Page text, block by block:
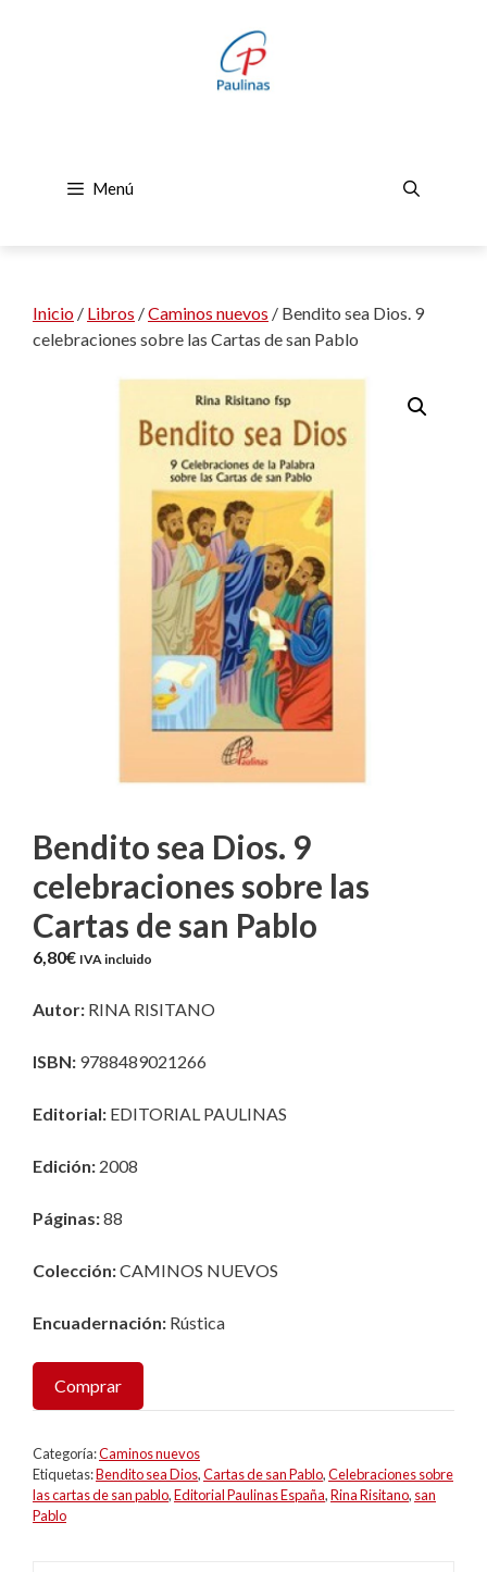
Menú
Inicio / Libros /Caminos nuevos / Bendito sea Dios. 9
celebraciones sobre las Cartas de san Pablo
Bendito sea Dios. 9
celebraciones sobre las
Cartas de san Pablo
6,80€ IVA incluido
Autor: RINA RISITANO
ISBN: 9788489021266
Editorial: EDITORIAL PAULINAS
Edición: 2008
Páginas:88
Colección:CAMINOS NUEVOS
Encuadernación: Rústica
Comprar
Categoría:Caminos nuevos
Etiquetas:Bendito sea Dios,Cartas de san Pablo,Celebraciones sobre
las cartas de san pablo,Editorial Paulinas España,Rina Risitano, san
Pablo